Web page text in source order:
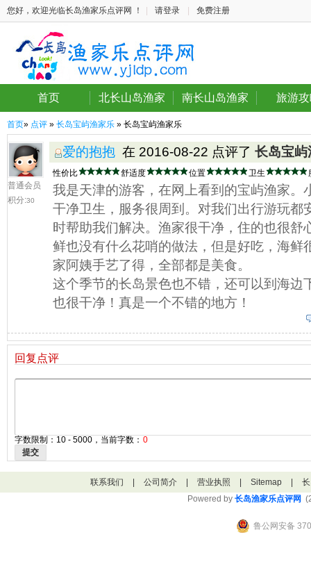
您好，欢迎光临长岛渔家乐点评网 ！ 请登录 免费注册
首页 北长山岛渔家 南长山岛渔家 旅游
首页» 点评 » 长岛宝屿渔家乐 » 长岛宝屿渔家乐
普通会员
积分:30
爱的抱抱 在 2016-08-22 点评了 长岛宝屿
性价比 舒适度 位置 卫生
我是天津的游客，在网上看到的宝屿渔家。
干净卫生，服务很周到。对我们出行游玩都
时帮助我们解决。渔家很干净，住的也很舒
鲜也没有什么花哨的做法，但是好吃，海鲜
家阿姨手艺了得，全部都是美食。
这个季节的长岛景色也不错，还可以到海边
也很干净！真是一个不错的地方！
回复点评
字数限制：10 - 5000，当前字数： 0
提交
联系我们 公司简介 营业执照 Sitemap
Powered by 长岛渔家乐点评网
鲁公网安备